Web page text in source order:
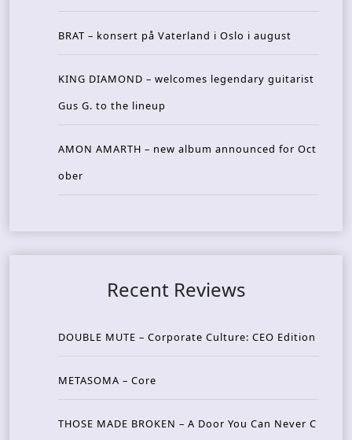
BRAT – konsert på Vaterland i Oslo i august
KING DIAMOND – welcomes legendary guitarist
Gus G. to the lineup
AMON AMARTH – new album announced for Oct
ober
Recent Reviews
DOUBLE MUTE – Corporate Culture: CEO Edition
METASOMA – Core
THOSE MADE BROKEN – A Door You Can Never C